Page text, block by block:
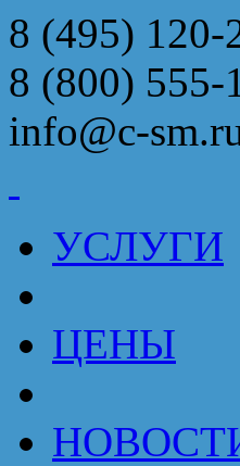
8 (495) 120-
8 (800) 555-
info@c-
УСЛУГИ
ЦЕНЫ